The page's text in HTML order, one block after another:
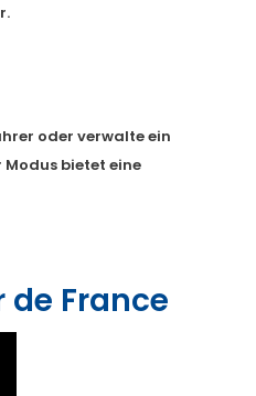
oder verwalte ein
bietet eine
de France